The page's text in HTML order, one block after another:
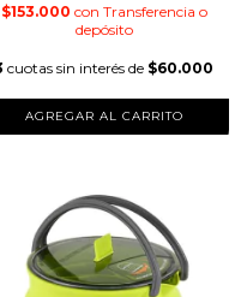
$153.000 con Transferencia o
depósito
cuotas sin interés de $60.000
AGREGAR AL CARRITO